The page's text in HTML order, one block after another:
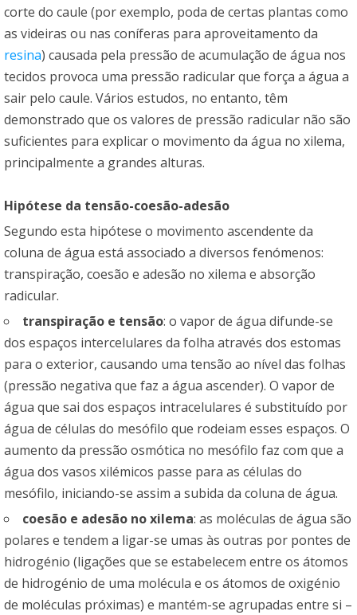
corte do caule (por exemplo, poda de certas plantas como
as videiras ou nas coníferas para aproveitamento da
resina) causada pela pressão de acumulação de água nos
tecidos provoca uma pressão radicular que força a água a
sair pelo caule. Vários estudos, no entanto, têm
demonstrado que os valores de pressão radicular não são
suficientes para explicar o movimento da água no xilema,
principalmente a grandes alturas.
Hipótese da tensão-coesão-adesão
Segundo esta hipótese o movimento ascendente da
coluna de água está associado a diversos fenómenos:
transpiração, coesão e adesão no xilema e absorção
radicular.
transpiração e tensão: o vapor de água difunde-se
dos espaços intercelulares da folha através dos estomas
para o exterior, causando uma tensão ao nível das folhas
(pressão negativa que faz a água ascender). O vapor de
água que sai dos espaços intracelulares é substituído por
água de células do mesófilo que rodeiam esses espaços. O
aumento da pressão osmótica no mesófilo faz com que a
água dos vasos xilémicos passe para as células do
mesófilo, iniciando-se assim a subida da coluna de água.
coesão e adesão no xilema: as moléculas de água são
polares e tendem a ligar-se umas às outras por pontes de
hidrogénio (ligações que se estabelecem entre os átomos
de hidrogénio de uma molécula e os átomos de oxigénio
de moléculas próximas) e mantém-se agrupadas entre si –